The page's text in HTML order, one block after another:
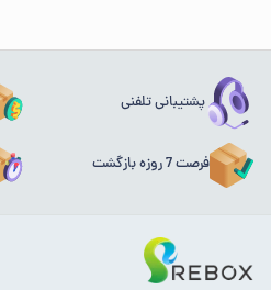
پشتیبانی تلفنی
فرصت 7 روزه بازگشت